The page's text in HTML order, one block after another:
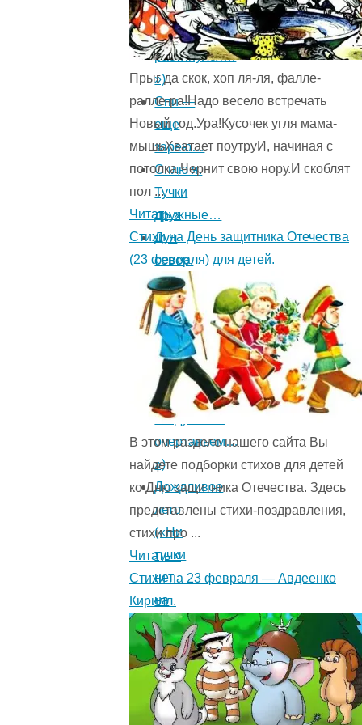
по
заре
растянулся…
»)
Спи —
еще
зарею…
Сплю я.
Тучки
дружные…
Дул
север.
Плакала
трава…
Бабочка
(«Ты
прав.
Одним
воздушным
очертаньем…
»)
Дождливое
лето
(«Ни
тучки
нет
на
небосклоне…
»)
Заря
прощается
с
Прыг да скок, хоп ля-ля, фалле-
ралле-ра!Надо весело встречать
Новый год.Ура!Кусочек угля мама-
мышьХватает поутруИ, начиная с
потолка,Чернит свою нору.И скоблят
пол ...
Читать »
Стихи на День защитника Отечества
(23 февраля) для детей.
В этом разделе нашего сайта Вы
найдете подборки стихов для детей
ко Дню защитника Отечества. Здесь
представлены стихи-поздравления,
стихи про ...
Читать »
Стихи на 23 февраля — Авдеенко
Кирилл.